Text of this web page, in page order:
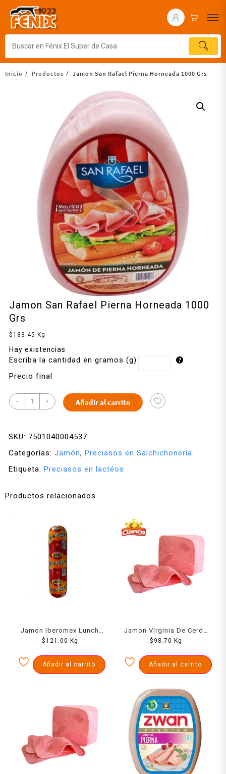
Inicio Productos Jamon San Rafael Pierna Horneada 1000 Grs
Jamon San Rafael Pierna Horneada 1000
Grs
$ 183.45 Kg
Hay existencias
Escriba la cantidad en gramos (g)
Precio final
- + Añadir al carrito
SKU: 7501040004537
Categorías: Jamón, Preciasos en Salchichonería
Etiqueta: Preciasos en lactéos
Productos relacionados
Jamon Iberomex Lunch
1000 Grs
$121.00 Kg
Añadir al carrito
Jamon Virginia De Cerdo
Cianca Kg
$ 98.70 Kg
Añadir al carrito